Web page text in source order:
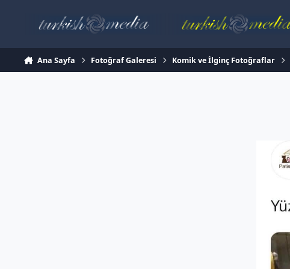
Ana Sayfa Fotoğraf Galeresi Komik ve İlginç Fotoğraflar